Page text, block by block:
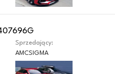
Sprzedający:
AMCSIGMA